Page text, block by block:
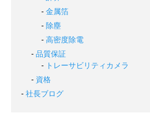
金属箔
除塵
高密度除電
品質保証
トレーサビリティカメラ
資格
社長ブログ